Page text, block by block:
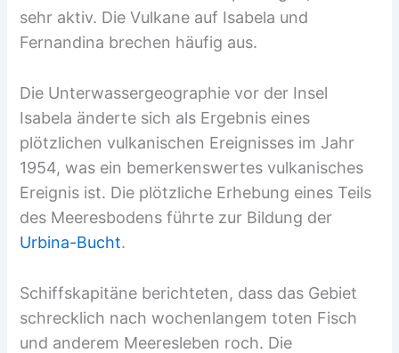
sehr aktiv. Die Vulkane auf Isabela und
Fernandina brechen häufig aus.
Die Unterwassergeographie vor der Insel
Isabela änderte sich als Ergebnis eines
plötzlichen vulkanischen Ereignisses im Jahr
1954, was ein bemerkenswertes vulkanisches
Ereignis ist. Die plötzliche Erhebung eines Teils
des Meeresbodens führte zur Bildung der
Urbina-Bucht.
Schiffskapitäne berichteten, dass das Gebiet
schrecklich nach wochenlangem toten Fisch
und anderem Meeresleben roch. Die